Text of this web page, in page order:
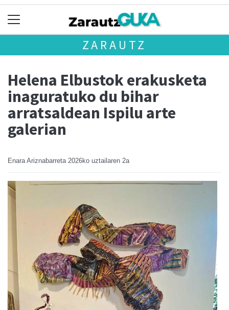
ZARAUTZ
Helena Elbustok erakusketa
inaguratuko du bihar
arratsaldean Ispilu arte
galerian
Enara Ariznabarreta 2026ko uztailaren 2a